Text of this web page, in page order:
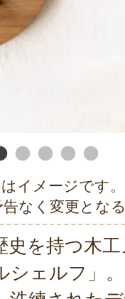
イメージです。
なく変更とな
史を持つ木
シェルフ」